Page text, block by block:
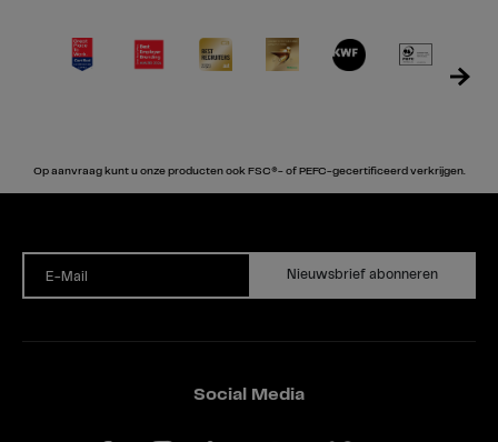
Op aanvraag kunt u onze producten ook FSC®- of PEFC-gecertificeerd verkrijgen.
E-Mail Nieuwsbrief abonneren
Social Media